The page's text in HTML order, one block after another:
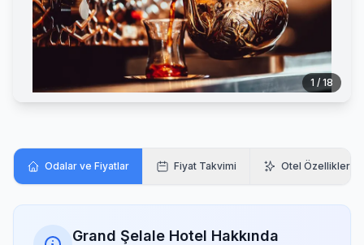
1 / 18
Odalar ve Fiyatlar Fiyat Takvimi Otel Özellikleri
Grand Şelale Hotel Hakkında